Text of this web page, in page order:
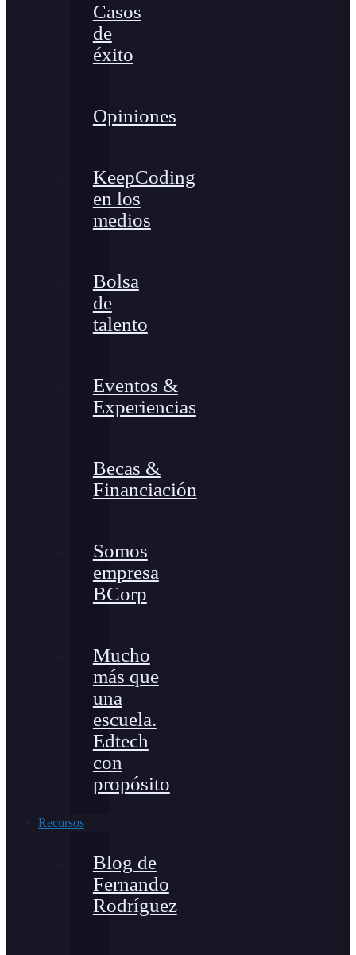
Casos
de
éxito
Opiniones
KeepCoding
en los
medios
Bolsa
de
talento
Eventos &
Experiencias
Becas &
Financiación
Somos
empresa
BCorp
Mucho
más que
una
escuela.
Edtech
con
propósito
Recursos
Blog de
Fernando
Rodríguez